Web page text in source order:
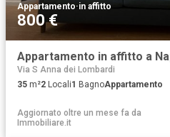
Appartamento·in affitto
800 €
Appartamento in affitto a
Via S Anna dei Lombardi
35 m²2 Locali1 BagnoAppartamento
Aggiornato oltre un mese fa da
Immobiliare.it